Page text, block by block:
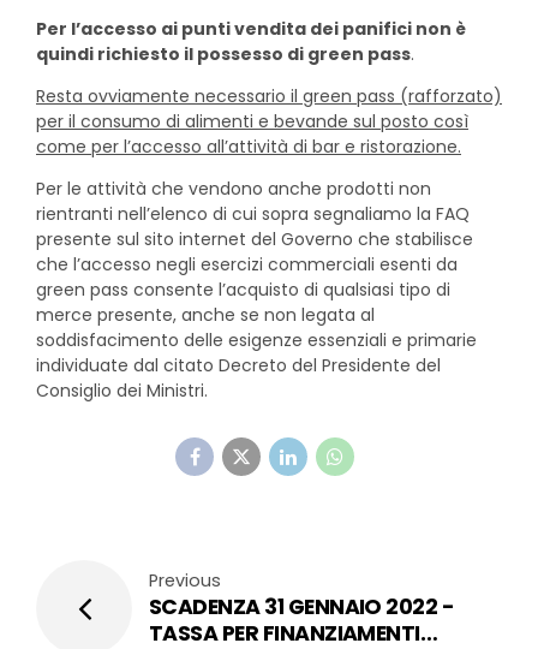
Per l’accesso ai punti vendita dei panifici non è
quindi richiesto il possesso di green pass.
Resta ovviamente necessario il green pass (rafforzato)
per il consumo di alimenti e bevande sul posto così
come per l’accesso all’attività di bar e ristorazione.
Per le attività che vendono anche prodotti non
rientranti nell’elenco di cui sopra segnaliamo la FAQ
presente sul sito internet del Governo che stabilisce
che l’accesso negli esercizi commerciali esenti da
green pass consente l’acquisto di qualsiasi tipo di
merce presente, anche se non legata al
soddisfacimento delle esigenze essenziali e primarie
individuate dal citato Decreto del Presidente del
Consiglio dei Ministri.
Previous
SCADENZA 31 GENNAIO 2022 -
TASSA PER FINANZIAMENTI